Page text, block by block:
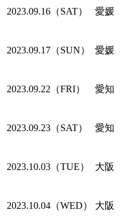
2023.09.16（SAT） 愛媛
2023.09.17（SUN） 愛媛
2023.09.22（FRI） 愛知
2023.09.23（SAT） 愛知
2023.10.03（TUE） 大阪
2023.10.04（WED） 大阪